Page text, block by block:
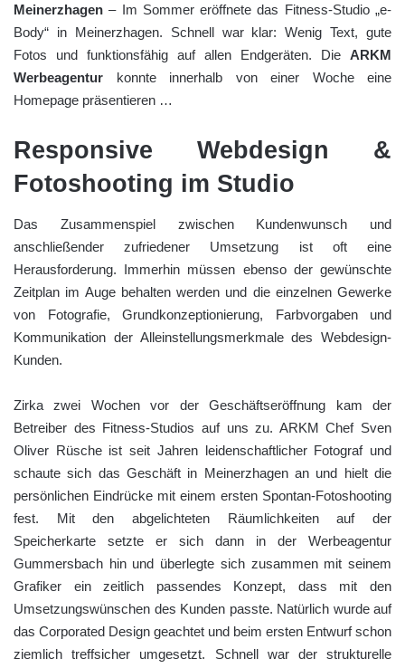
Meinerzhagen – Im Sommer eröffnete das Fitness-Studio „e-
Body“ in Meinerzhagen. Schnell war klar: Wenig Text, gute
Fotos und funktionsfähig auf allen Endgeräten. Die ARKM
Werbeagentur konnte innerhalb von einer Woche eine
Homepage präsentieren …
Responsive Webdesign &
Fotoshooting im Studio
Das Zusammenspiel zwischen Kundenwunsch und
anschließender zufriedener Umsetzung ist oft eine
Herausforderung. Immerhin müssen ebenso der gewünschte
Zeitplan im Auge behalten werden und die einzelnen Gewerke
von Fotografie, Grundkonzeptionierung, Farbvorgaben und
Kommunikation der Alleinstellungsmerkmale des Webdesign-
Kunden.
Zirka zwei Wochen vor der Geschäftseröffnung kam der
Betreiber des Fitness-Studios auf uns zu. ARKM Chef Sven
Oliver Rüsche ist seit Jahren leidenschaftlicher Fotograf und
schaute sich das Geschäft in Meinerzhagen an und hielt die
persönlichen Eindrücke mit einem ersten Spontan-Fotoshooting
fest. Mit den abgelichteten Räumlichkeiten auf der
Speicherkarte setzte er sich dann in der Werbeagentur
Gummersbach hin und überlegte sich zusammen mit seinem
Grafiker ein zeitlich passendes Konzept, dass mit den
Umsetzungswünschen des Kunden passte. Natürlich wurde auf
das Corporated Design geachtet und beim ersten Entwurf schon
ziemlich treffsicher umgesetzt. Schnell war der strukturelle